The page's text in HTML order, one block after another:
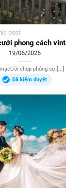
post
phong cách
19/06/2026
chụp phóng sự [...]
Đã kiểm duyệt